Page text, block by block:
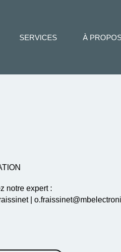
notre expert :
|
SERVICES À